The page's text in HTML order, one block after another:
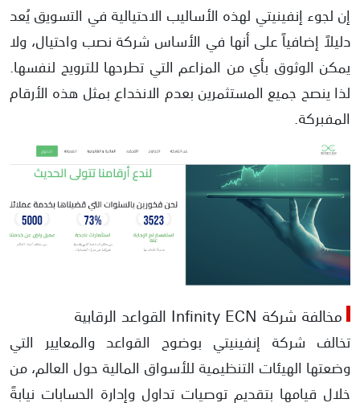
إن لجوء إنفينيتي لهذه الأساليب الاحتيالية في التسويق يُعد
دليلاً إضافياً على أنها في الأساس شركة نصب واحتيال، ولا
يمكن الوثوق بأي من المزاعم التي تطرحها للترويج لنفسها.
لذا ينصح جميع المستثمرين بعدم الانخداع بمثل هذه الأرقام
المفبركة.
مخالفة شركة Infinity ECN القواعد الرقابية
تخالف شركة إنفينيتي بوضوح القواعد والمعايير التي
وضعتها الهيئات التنظيمية للأسواق المالية حول العالم، من
خلال قيامها بتقديم توصيات تداول وإدارة الحسابات نيابةً